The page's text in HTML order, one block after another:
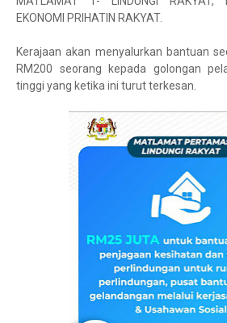
EKONOMI PRIHATIN RAKYAT.
Kerajaan akan menyalurkan bantuan
RM200 seorang kepada golongan
tinggi yang ketika ini turut terkesan.